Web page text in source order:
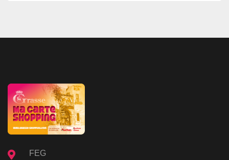
FEG